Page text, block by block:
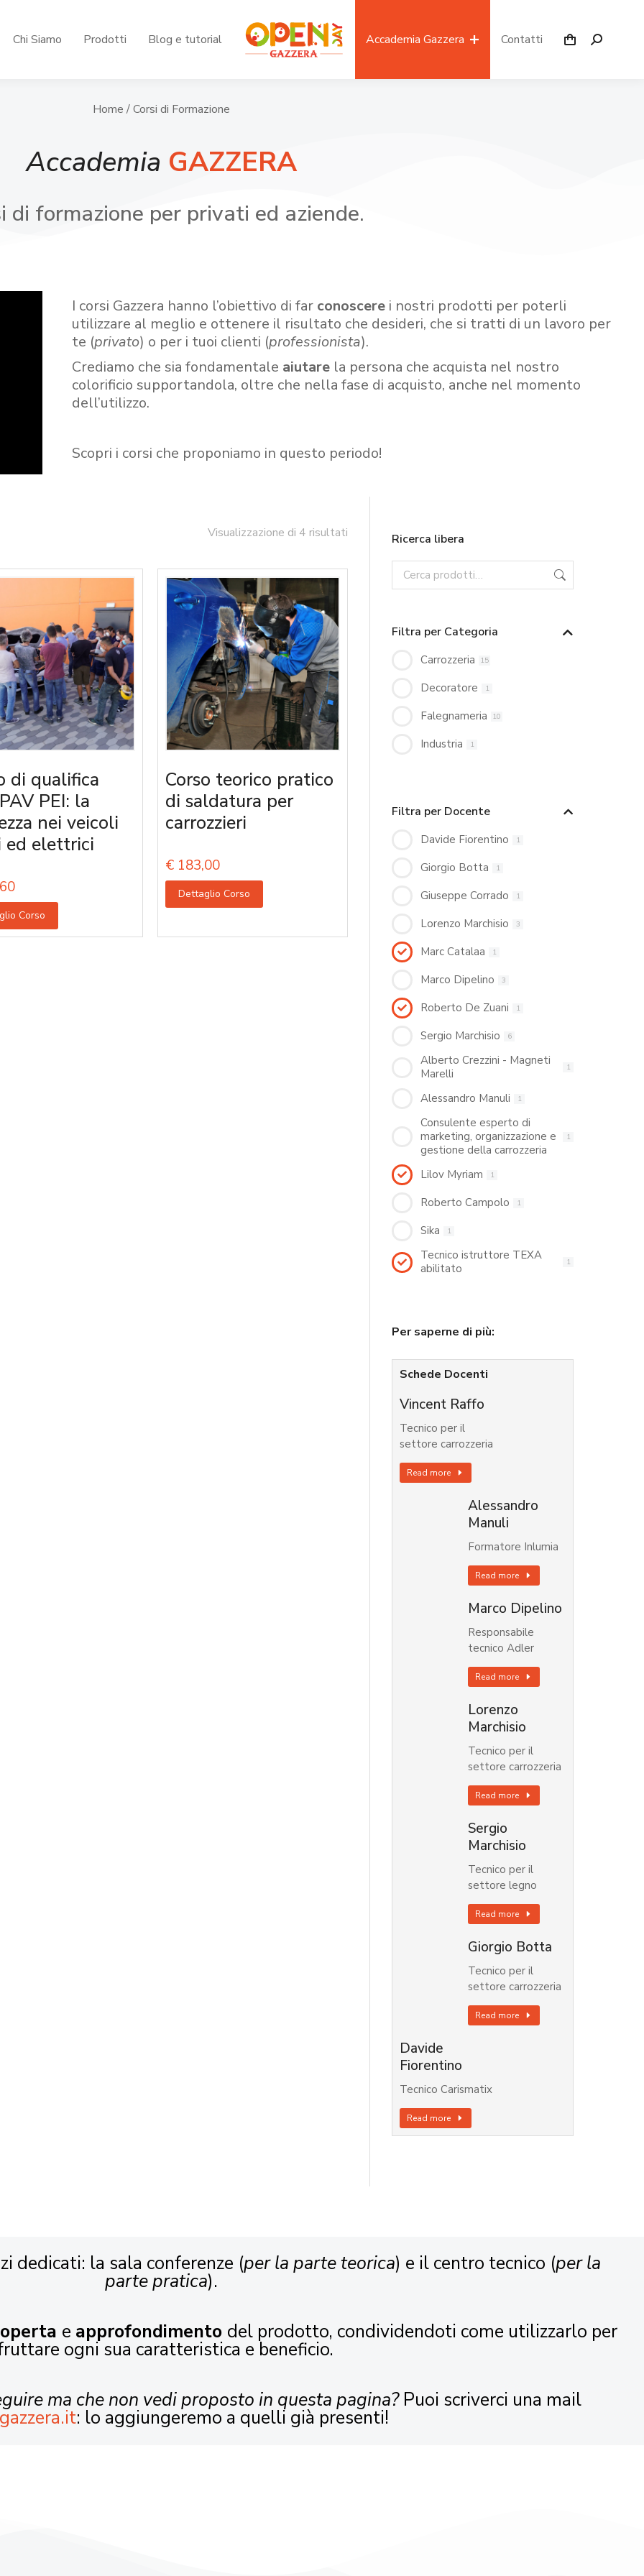
Chi Siamo Prodotti Blog e tutorial Accademia Gazzera Contatti
Home / Corsi di Formazione
Accademia GAZZERA
di formazione per privati ed aziende.
I corsi Gazzera hanno l’obiettivo di far conoscerei nostri prodotti per poterli
utilizzare al meglio e ottenere il risultato che desideri, che si tratti di un lavoro per
te (privato) o per i tuoi clienti (professionista).
Crediamo che sia fondamentale aiutare la persona che acquista nel nostro
colorificio supportandola, oltre che nella fase di acquisto, anche nel momento
dell’utilizzo.
Scopri i corsi che proponiamo in questo periodo!
Visualizzazione di 4 risultati
di qualifica
PEI: la
nei veicoli
ed elettrici
Corso
Corso teorico pratico
di saldatura per
carrozzieri
€ 183,00
Dettaglio Corso
Ricerca libera
Filtra per Categoria
Carrozzeria 15
Decoratore 1
Falegnameria 10
Industria 1
Filtra per Docente
Davide Fiorentino 1
Giorgio Botta 1
Giuseppe Corrado 1
Lorenzo Marchisio 3
Marc Catalaa 1
Marco Dipelino 3
Roberto De Zuani 1
Sergio Marchisio 6
Alberto Crezzini - Magneti
Marelli
1
Alessandro Manuli 1
Consulente esperto di
marketing, organizzazione e
gestione della carrozzeria
1
Lilov Myriam 1
Roberto Campolo 1
Sika 1
Tecnico istruttore TEXA
abilitato
1
Per saperne di più:
Schede Docenti
Vincent Raffo
Tecnico per il
settore carrozzeria
Read more
Alessandro
Manuli
Formatore Inlumia
Read more
Marco Dipelino
Responsabile
tecnico Adler
Read more
Lorenzo
Marchisio
Tecnico per il
settore carrozzeria
Read more
Sergio
Marchisio
Tecnico per il
settore legno
Read more
Giorgio Botta
Tecnico per il
settore carrozzeria
Read more
Davide
Fiorentino
Tecnico Carismatix
Read more
dedicati: la sala conferenze (per la parte teorica) e il centro tecnico (per la
parte pratica).
e approfondimento del prodotto, condividendoti come utilizzarlo per
ogni sua caratteristica e beneficio.
ma che non vedi proposto in questa pagina?Puoi scriverci una mail
: lo aggiungeremo a quelli già presenti!